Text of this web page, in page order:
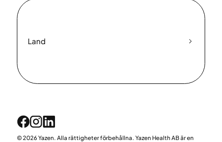
Land
© 2026 Yazen. Alla rättigheter förbehållna. Yazen Health AB är en